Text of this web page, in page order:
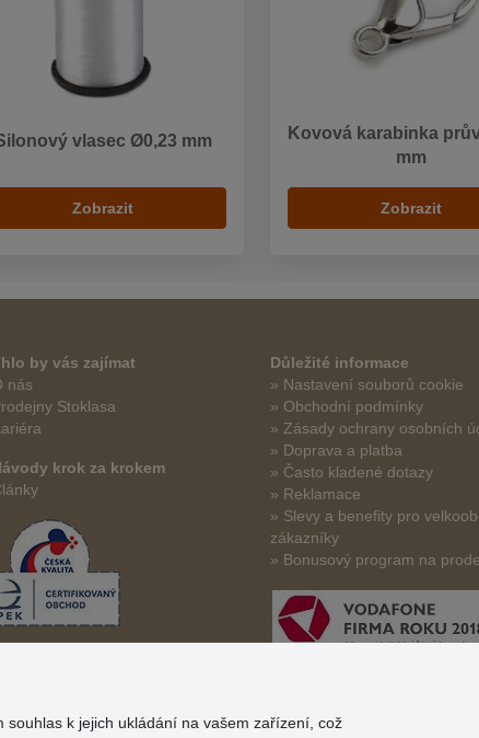
vlasec Ø0,23 mm
Zobrazit
Kovová karabinka
mm
Zobrazit
by vás zajímat
nás
Stoklasa
krok za krokem
Důležité informace
» Nastavení souborů cookie
» Obchodní podmínky
» Zásady ochrany osobních
» Doprava a platba
» Často kladené dotazy
» Reklamace
» Slevy a benefity pro
zákazníky
» Bonusový program na
souhlas k jejich ukládání na vašem zařízení, což